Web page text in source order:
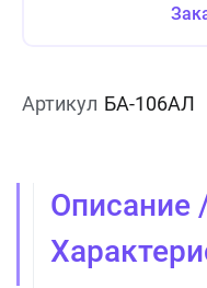
Артикул БА-106АЛ
Описание